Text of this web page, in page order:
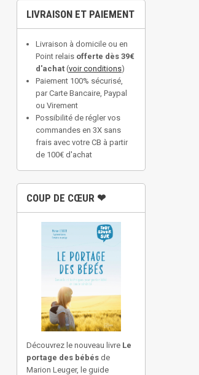
LIVRAISON ET PAIEMENT
Livraison à domicile ou en
Point relais offerte dès 39€
d'achat (voir conditions)
Paiement 100% sécurisé,
par Carte Bancaire, Paypal
ou Virement
Possibilité de régler vos
commandes en 3X sans
frais avec votre CB à partir
de 100€ d'achat
COUP DE CŒUR ❤
Découvrez le nouveau livre Le
portage des bébés de
Marion Leuger, le guide